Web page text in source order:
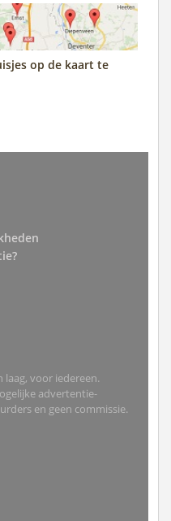
op de kaart te
voor iedereen.
advertentie-
en geen commissie.